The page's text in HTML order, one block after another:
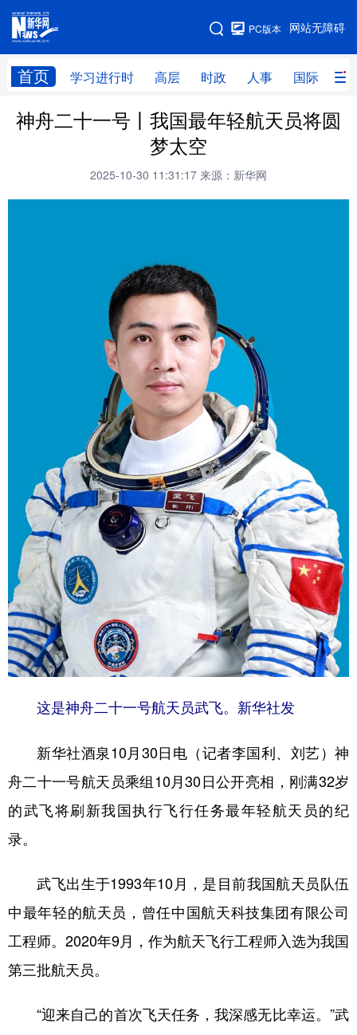
网站无障碍
PC版本
首页 学习进行时 高层 时政 人事 国际 财
网站地图
学习进行时 高层 时政 人事
视频 图片
中央文件 金融
人居 信息化
乡村振兴
旅游 能源
时尚
公益 一带一路 亚太网 上市公司
文化产业
地方频道
北京 天津 河北 山西
辽宁 吉林 上海 江苏
山东 河南 湖北 湖南
广东 广西 海南 重庆
四川 贵州 云南 西藏
陕西 甘肃 青海 宁夏
多语种频道
English Español Français عربى
Русский язык
Deutsch Português
神舟二十一号丨我国最年轻航天员将圆
梦太空
2025-10-30 11:31:17 来源：新华网
这是神舟二十一号航天员武飞。新华社发
新华社酒泉10月30日电（记者李国利、刘艺）神
舟二十一号航天员乘组10月30日公开亮相，刚满32岁
的武飞将刷新我国执行飞行任务最年轻航天员的纪
录。
武飞出生于1993年10月，是目前我国航天员队伍
中最年轻的航天员，曾任中国航天科技集团有限公司
工程师。2020年9月，作为航天飞行工程师入选为我国
第三批航天员。
“迎来自己的首次飞天任务，我深感无比幸运。”武